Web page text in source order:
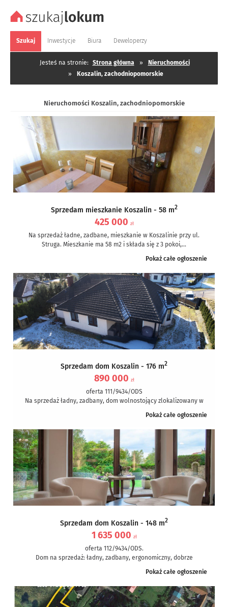
Szukaj Inwestycje Biura Deweloperzy
Jesteś na stronie: Strona główna »
Nieruchomości
»
Koszalin, zachodniopomorskie
Nieruchomości Koszalin, zachodniopomorskie
Sprzedam mieszkanie Koszalin - 58 m2
425 000 zł
Na sprzedaż ładne, zadbane, mieszkanie w Koszalinie przy ul.
Struga. Mieszkanie ma 58 m2 i składa się z 3 pokoi,...
Pokaż całe ogłoszenie
Sprzedam dom Koszalin - 176 m2
890 000 zł
oferta 111/9434/ODS
Na sprzedaż ładny, zadbany, dom wolnostojący zlokalizowany w
Pokaż całe ogłoszenie
Sprzedam dom Koszalin - 148 m2
1 635 000 zł
oferta 112/9434/ODS.
Dom na sprzedaż: ładny, zadbany, ergonomiczny, dobrze
dojazdem do centrum. Trzeba zobaczyć....
Pokaż całe ogłoszenie